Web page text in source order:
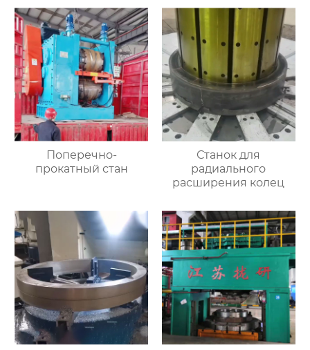
Поперечно-
прокатный стан
Станок для
радиального
расширения колец